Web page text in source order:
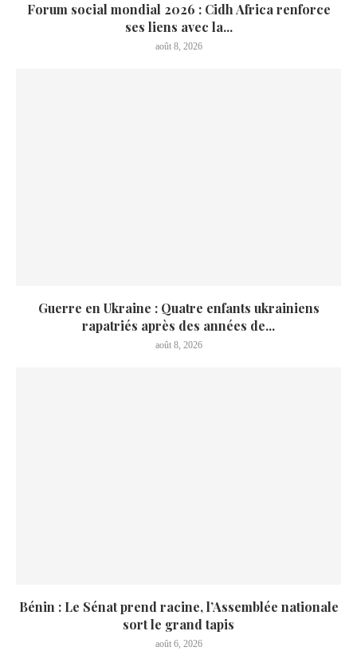
Forum social mondial 2026 : Cidh Africa renforce
ses liens avec la...
août 8, 2026
Guerre en Ukraine : Quatre enfants ukrainiens
rapatriés après des années de...
août 8, 2026
Bénin : Le Sénat prend racine, l’Assemblée nationale
sort le grand tapis
août 6, 2026